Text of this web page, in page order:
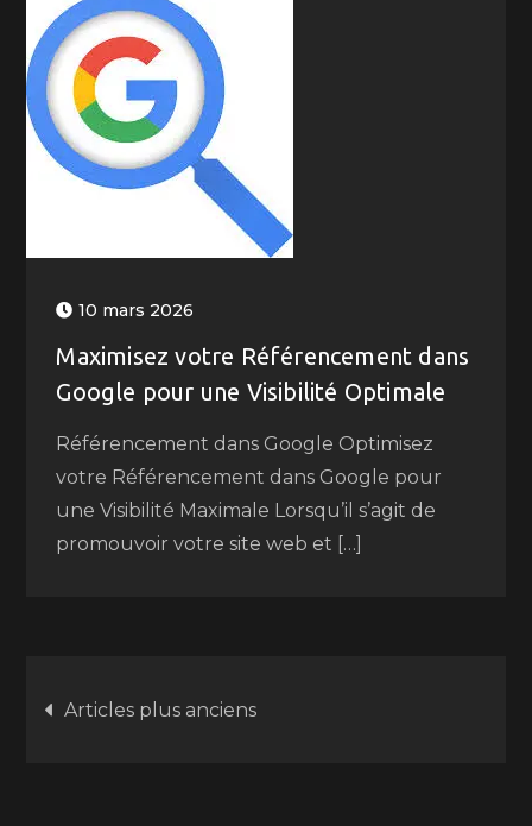
10 mars 2026
Maximisez votre Référencement dans
Google pour une Visibilité Optimale
Référencement dans Google Optimisez
votre Référencement dans Google pour
une Visibilité Maximale Lorsqu’il s’agit de
promouvoir votre site web et […]
Navigation
Articles plus anciens